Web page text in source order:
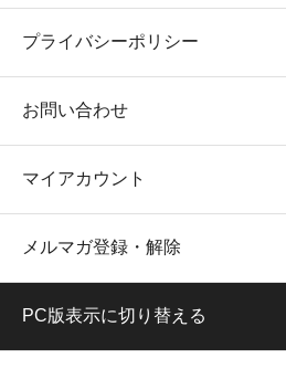
プライバシーポリシー
お問い合わせ
マイアカウント
メルマガ登録・解除
PC版表示に切り替える